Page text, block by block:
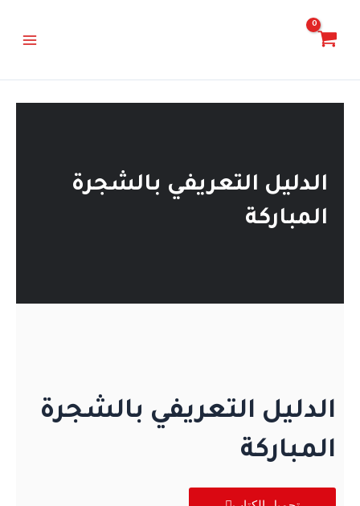
المحتوى
الدليل التعريفي بالشجرة
المباركة
الدليل التعريفي بالشجرة
المباركة